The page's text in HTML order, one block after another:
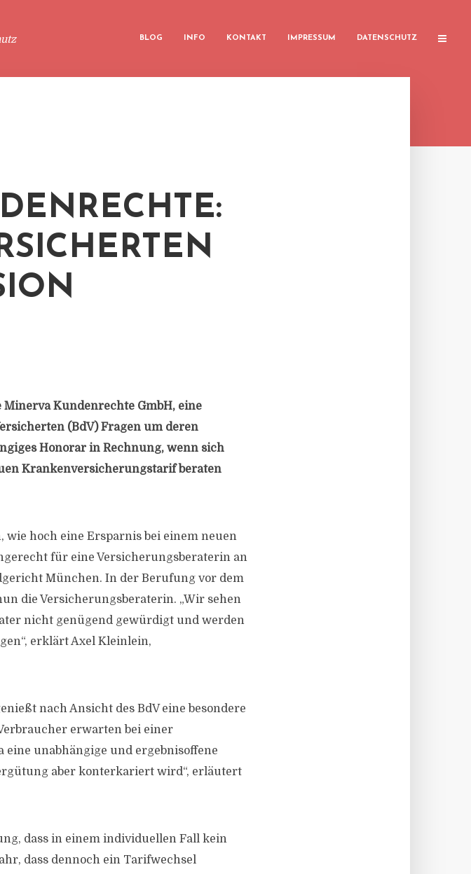
BLOG INFO KONTAKT IMPRESSUM DATENSCHUTZ
Kundenrechte GmbH, eine
(BdV) Fragen um deren
Honorar in Rechnung, wenn sich
Krankenversicherungstarif beraten
wie hoch eine Ersparnis bei einem neuen
für eine Versicherungsberaterin an
München. In der Berufung vor dem
die Versicherungsberaterin. „Wir sehen
nicht genügend gewürdigt und werden
erklärt Axel Kleinlein,
nach Ansicht des BdV eine besondere
erwarten bei einer
unabhängige und ergebnisoffene
aber konterkariert wird“, erläutert
dass in einem individuellen Fall kein
dass dennoch ein Tarifwechsel